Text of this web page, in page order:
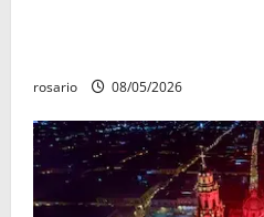
rosario 08/05/2026